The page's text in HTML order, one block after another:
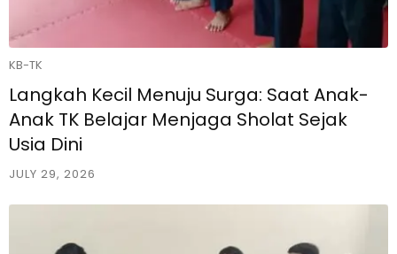
KB-TK
Langkah Kecil Menuju Surga: Saat Anak-
Anak TK Belajar Menjaga Sholat Sejak
Usia Dini
JULY 29, 2026